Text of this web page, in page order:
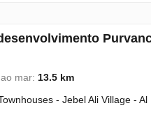
mar: 13.5 km
- Jebel Ali Village -